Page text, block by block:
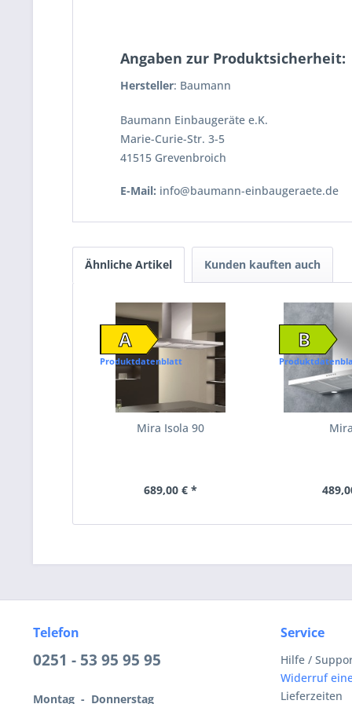
Angaben zur Produktsicherheit:
Hersteller: Baumann
Baumann Einbaugeräte e.K.
Marie-Curie-Str. 3-5
41515 Grevenbroich
E-Mail: info@baumann-einbaugeraete.de
Ähnliche Artikel Kunden kauften auch
A
Produktdatenblatt
Mira Isola 90
689,00 € *
B
Telefon
0251 - 53 95 95 95
Montag - Donnerstag
Service
Hilfe /
Widerruf
Lieferzeiten